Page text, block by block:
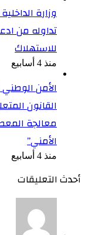
وزارة
تداوله من
للاستهلاك
منذ 4 أسابيع
الأمن
القانون
معالجة
الأمني”
منذ 4 أسابيع
أحدث التعليقات